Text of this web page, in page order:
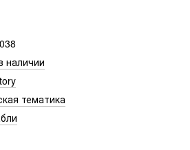
наличии
тематика